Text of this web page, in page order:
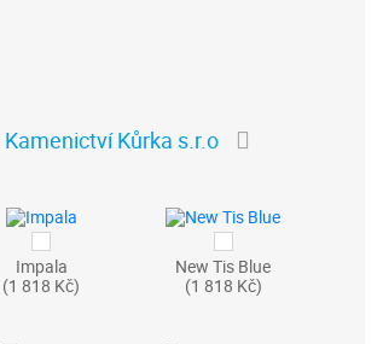
Kamenictví Kůrka s.r.o
Impala
(1 818 Kč)
New Tis Blue
(1 818 Kč)